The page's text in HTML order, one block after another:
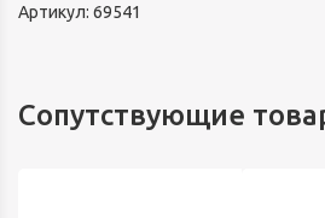
Артикул: 69541
Сопутствующие